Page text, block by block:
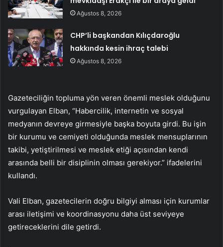
Ağustos 8, 2026
CHP’li başkandan Kılıçdaroğlu
hakkında kesin ihraç talebi
Ağustos 8, 2026
Gazeteciliğin topluma yön veren önemli meslek olduğunu
vurgulayan Elban, “Habercilik, internetin ve sosyal
medyanın devreye girmesiyle başka boyuta girdi. Bu işin
bir kurumu ve cemiyeti olduğunda meslek mensuplarının
takibi, yetiştirilmesi ve meslek etiği açısından kendi
arasında belli bir disiplinin olması gerekiyor.” ifadelerini
kullandı.
Vali Elban, gazetecilerin doğru bilgiyi alması için kurumlar
arası iletişimi ve koordinasyonu daha üst seviyeye
getireceklerini dile getirdi.